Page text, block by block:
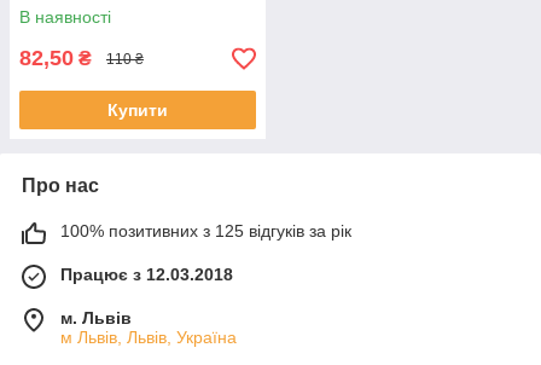
В наявності
82,50 ₴ 110 ₴
Купити
Про нас
100% позитивних з 125 відгуків за рік
Працює з 12.03.2018
м. Львів
м Львів, Львів, Україна